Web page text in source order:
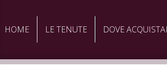
HOME LE TENUTE DOVE